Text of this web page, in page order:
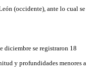
(occidente), ante lo cual se
diciembre se registraron 18
y profundidades menores a